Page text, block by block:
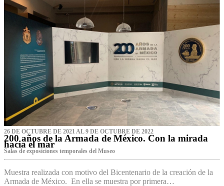
26 DE OCTUBRE DE 2021 AL 9 DE OCTUBRE DE 2022
200 años de la Armada de México. Con la mirada
hacia el mar
Salas de exposiciones temporales del Museo‌
Muestra realizada con motivo del Bicentenario de la creación de la
Armada de México. En ella se muestra por primera…